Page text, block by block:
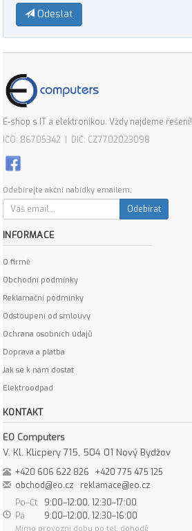
Odeslat
E-shop s IT a elektronikou. Vždy najdeme řešení!
IČO: 86705342 | DIČ: CZ7702023098
Odebírejte akční nabídky emailem:
Odebírat
INFORMACE
O firmě
Obchodní podmínky
Reklamační podmínky
Odstoupení od smlouvy
Ochrana osobních údajů
Doprava a platba
Jak se k nám dostat
Elektroodpad
KONTAKT
EO Computers
V. Kl. Klicpery 715, 504 01 Nový Bydžov
+420 606 622 826
+420 775 475 125
obchod@eo.cz
reklamace@eo.cz
Po–Čt
9:00–12:00, 12:30–17:00
Pá
9:00–12:00, 12:30–16:00
Mimo provozní dobu po tel. dohodě